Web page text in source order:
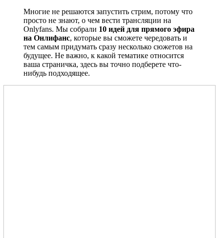
Многие не решаются запустить стрим, потому что
просто не знают, о чем вести трансляции на
Onlyfans. Мы собрали 10 идей для прямого эфира
на Онлифанс, которые вы сможете чередовать и
тем самым придумать сразу несколько сюжетов на
будущее. Не важно, к какой тематике относится
ваша страничка, здесь вы точно подберете что-
нибудь подходящее.